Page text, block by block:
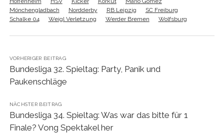
Mönchengladbach
Nordderby RB Leipzig
SC Freiburg
Schalke 04
Weigl Verletzung Werder Bremen Wolfsburg
VORHERIGER BEITRAG
Bundesliga 32. Spieltag: Party, Panik und
Paukenschläge
NÄCHSTER BEITRAG
Bundesliga 34. Spieltag: Was war das bitte für 1
Finale? Vong Spektakel her